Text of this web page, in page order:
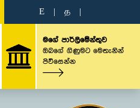
E த
මගේ පාර්ලිමේන්තුව
ඔබගේ ගිණුමට මෙතැනින්
පිවිසෙන්න